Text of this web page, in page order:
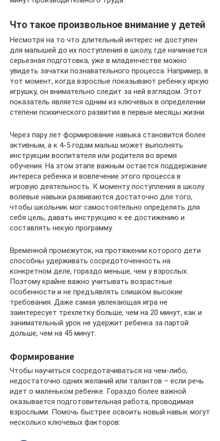
Что такое произвольное внимание у детей
Несмотря на то что длительный интерес не доступен
для малышей до их поступления в школу, где начинается
серьезная подготовка, уже в младенчестве можно
увидеть зачатки познавательного процесса. Например, в
тот момент, когда взрослые показывают ребенку яркую
игрушку, он внимательно следит за ней взглядом. Этот
показатель является одним из ключевых в определении
степени психического развития в первые месяцы жизни.
Через пару лет формирование навыка становится более
активным, а к 4-5 годам малыш может выполнять
инструкции воспитателя или родителя во время
обучения. На этом этапе важным остается поддержание
интереса ребенка и вовлечение этого процесса в
игровую деятельность. К моменту поступления в школу
волевые навыки развиваются достаточно для того,
чтобы школьник мог самостоятельно определять для
себя цель, давать инструкцию к ее достижению и
составлять некую программу.
Временной промежуток, на протяжении которого дети
способны удерживать сосредоточенность на
конкретном деле, гораздо меньше, чем у взрослых.
Поэтому крайне важно учитывать возрастные
особенности и не предъявлять слишком высокие
требования. Даже самая увлекающая игра не
заинтересует трехлетку больше, чем на 20 минут, как и
занимательный урок не удержит ребенка за партой
дольше, чем на 45 минут.
Формирование
Чтобы научиться сосредотачиваться на чем-либо,
недостаточно одних желаний или талантов – если речь
идет о маленьком ребенке. Гораздо более важной
оказывается подготовительная работа, проводимая
взрослыми. Помочь быстрее освоить новый навык могут
несколько ключевых факторов: